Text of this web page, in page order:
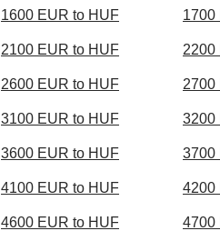
1600 EUR to HUF 1700
2100 EUR to HUF 2200
2600 EUR to HUF 2700
3100 EUR to HUF 3200
3600 EUR to HUF 3700
4100 EUR to HUF 4200
4600 EUR to HUF 4700